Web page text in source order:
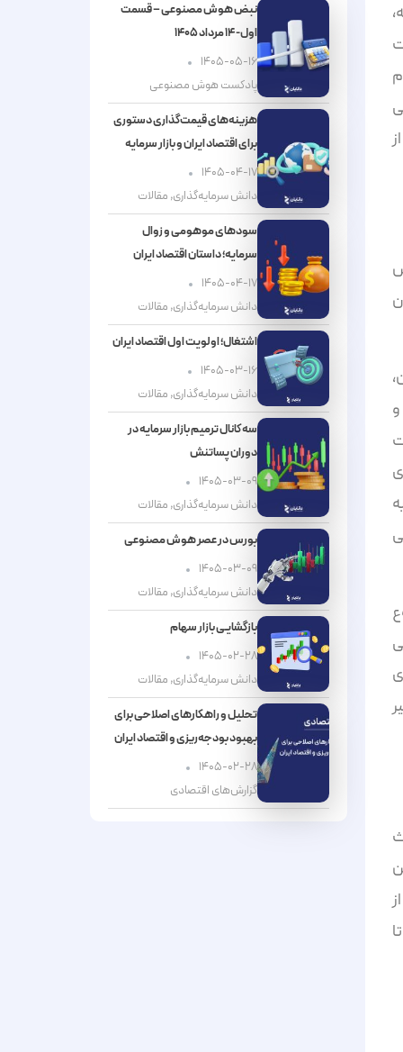
نبض هوش مصنوعی – قسمت
اول- ۱۴ مرداد ۱۴۰۵
۱۴۰۵-۰۵-۱۶
پادکست هوش مصنوعی
هزینه‌های قیمت‌گذاری دستوری
برای اقتصاد ایران و بازار سرمایه
۱۴۰۵-۰۴-۱۷
دانش سرمایه‌گذاری, مقالات
سودهای موهومی و زوال
سرمایه؛ داستان اقتصاد ایران
۱۴۰۵-۰۴-۱۷
دانش سرمایه‌گذاری, مقالات
اشتغال؛ اولویت اول اقتصاد ایران
۱۴۰۵-۰۳-۱۶
دانش سرمایه‌گذاری, مقالات
سه کانال ترمیم بازار سرمایه در
دوران پساتنش
۱۴۰۵-۰۳-۰۹
دانش سرمایه‌گذاری, مقالات
بورس در عصر هوش مصنوعی
۱۴۰۵-۰۳-۰۹
دانش سرمایه‌گذاری, مقالات
بازگشایـی بازار سهام
۱۴۰۵-۰۲-۲۸
دانش سرمایه‌گذاری, مقالات
تحلیل و راهکارهای اصلاحی برای
بهبود بودجه‌ریزی و اقتصاد ایران
۱۴۰۵-۰۲-۲۸
گزارش‌های اقتصادی